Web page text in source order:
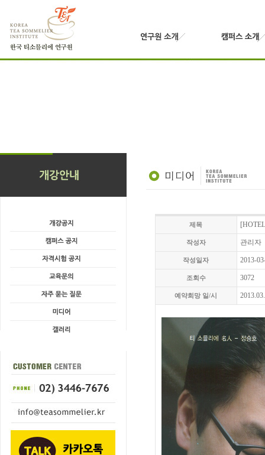
제목
작성자 관리자
작성일자 2013-
조회수 3072
예약희망 일/시